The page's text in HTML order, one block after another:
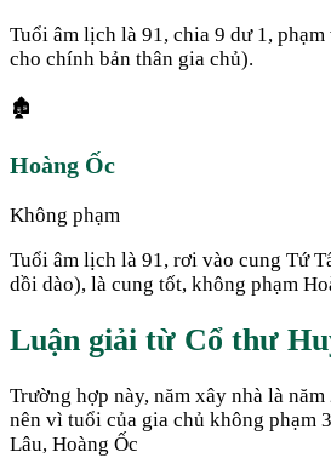
Tuổi âm lịch là 91, chia 9 dư 1,
cho chính bản thân gia chủ).
🏚️
Hoàng Ốc
Không phạm
Tuổi âm lịch là 91, rơi vào cung Tứ
dồi dào), là cung tốt, không phạm
Luận giải từ Cổ thư
Trường hợp này, năm xây nhà là
nên vì tuổi của gia chủ không phạm
Lâu, Hoàng Ốc